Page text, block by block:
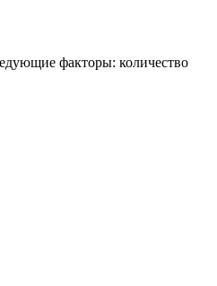
факторы: количество